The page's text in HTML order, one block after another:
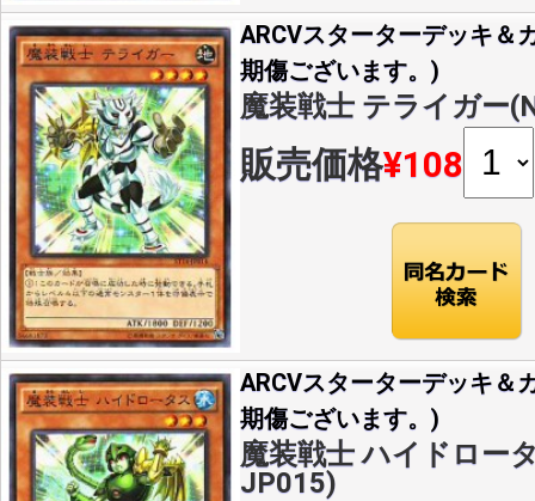
ARCVスターターデッキ＆
期傷ございます。)
魔装戦士 テライガー
販売価格¥108
ARCVスターターデッキ＆
期傷ございます。)
魔装戦士 ハイドロー
JP015)